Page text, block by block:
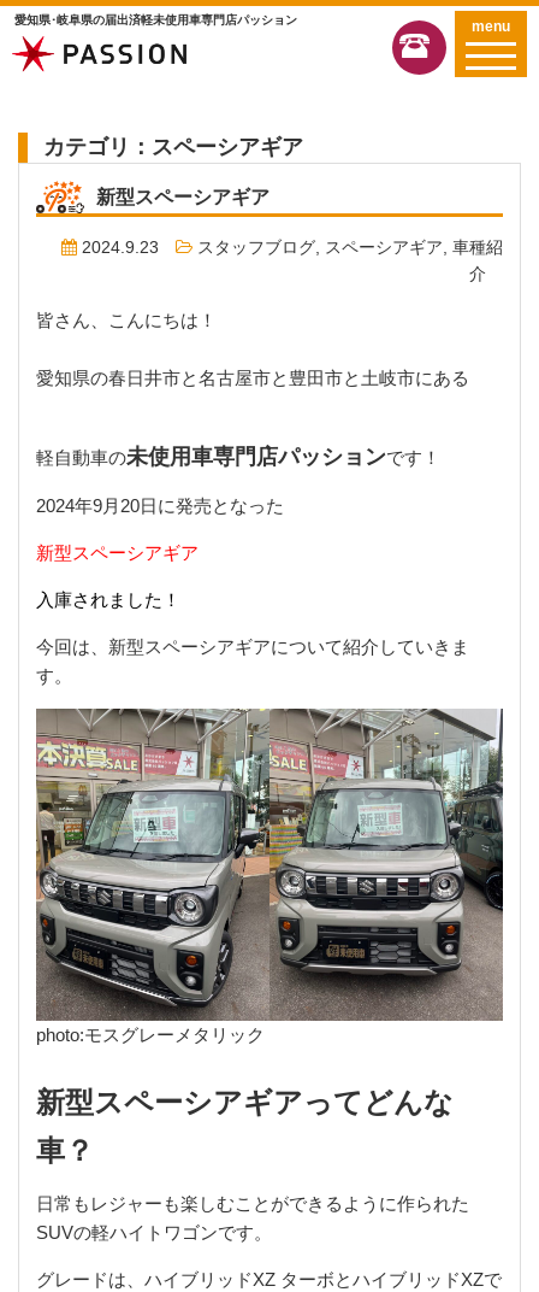
愛知県･岐阜県の届出済軽未使用車専門店パッション menu
カテゴリ：スペーシアギア
新型スペーシアギア
2024.9.23 スタッフブログ, スペーシアギア, 車種紹
介
皆さん、こんにちは！
愛知県の春日井市と名古屋市と豊田市と土岐市にある
軽自動車の未使用車専門店パッションです！
2024年9月20日に発売となった
新型スペーシアギア
入庫されました！
今回は、新型スペーシアギアについて紹介していきま
す。
photo:モスグレーメタリック
新型スペーシアギアってどんな
車？
日常もレジャーも楽しむことができるように作られた
SUVの軽ハイトワゴンです。
グレードは、ハイブリッドXZ ターボとハイブリッドXZで